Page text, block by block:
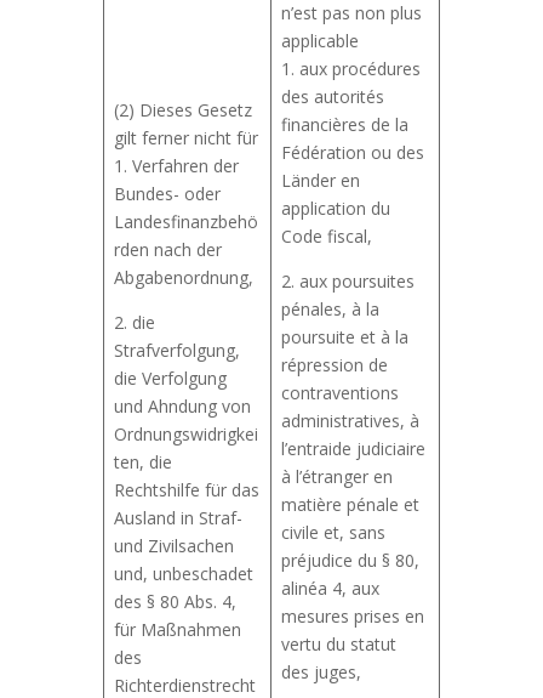
(2) Dieses Gesetz
gilt ferner nicht für
1. Verfahren der
Bundes- oder
Landesfinanzbehö
rden nach der
Abgabenordnung,
2. die
Strafverfolgung,
die Verfolgung
und Ahndung von
Ordnungswidrigkei
ten, die
Rechtshilfe für das
Ausland in Straf-
und Zivilsachen
und, unbeschadet
des § 80 Abs. 4,
für Maßnahmen
des
Richterdienstrecht
n’est pas non plus
applicable
1. aux procédures
des autorités
financières de la
Fédération ou des
Länder en
application du
Code fiscal,
2. aux poursuites
pénales, à la
poursuite et à la
répression de
contraventions
administratives, à
l’entraide judiciaire
à l’étranger en
matière pénale et
civile et, sans
préjudice du § 80,
alinéa 4, aux
mesures prises en
vertu du statut
des juges,